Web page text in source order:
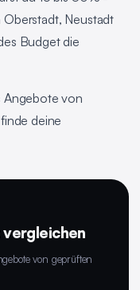
Neustadt
Budget die
Angebote von
deine
vergleichen
von geprüften